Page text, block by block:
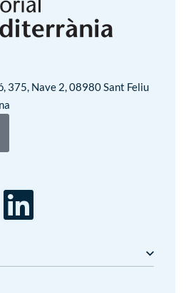
375, Nave 2, 08980 Sant Feliu